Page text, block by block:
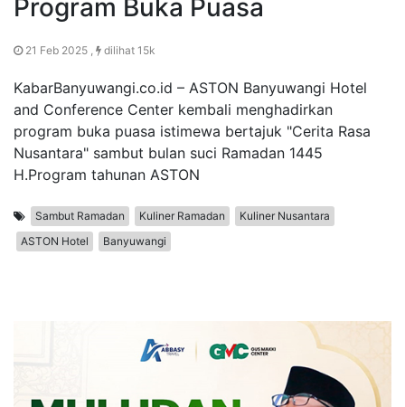
Program Buka Puasa
21 Feb 2025 , dilihat 15k
KabarBanyuwangi.co.id – ASTON Banyuwangi Hotel
and Conference Center kembali menghadirkan
program buka puasa istimewa bertajuk "Cerita Rasa
Nusantara" sambut bulan suci Ramadan 1445
H.Program tahunan ASTON
Sambut Ramadan Kuliner Ramadan
Kuliner Nusantara
ASTON Hotel
Banyuwangi